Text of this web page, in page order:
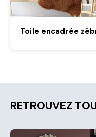
Toile encadrée
RETROUVEZ